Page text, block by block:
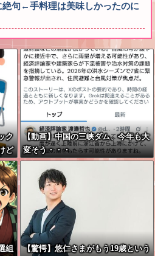
絶句←手料理は美味しかったのに
ク
ど
わ
【動画】中国の三峡ダム、今年も大
変そう・・・
組
【驚愕】悠仁さまがもう19歳という